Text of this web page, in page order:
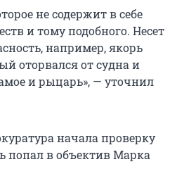
не содержит в себе
и тому подобного. Несет
например, якорь
оторвался от судна и
и рыцарь», — уточнил
начала проверку
попал в объектив Марка